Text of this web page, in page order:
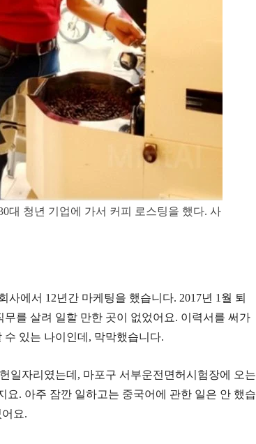
대 청년 기업에 가서 커피 로스팅을 했다. 사
사에서 12년간 마케팅을 했습니다. 2017년 1 월 퇴
무를 살려 일할 만한 곳이 없었어요. 이력서를 써가
있는 나이인데 , 막막했습니다.
일자리였는데 , 마포구 서부운전면허시험장에 오는
. 아주 잠깐 일하고는 중국어에 관한 일은 안 했습
요.